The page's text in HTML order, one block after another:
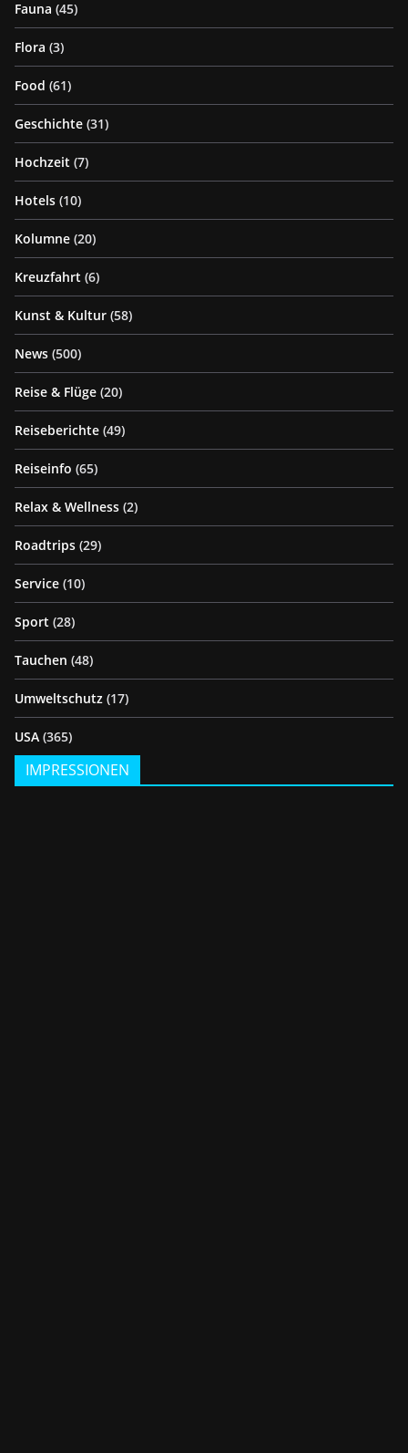
Fauna (45)
Flora (3)
Food (61)
Geschichte (31)
Hochzeit (7)
Hotels (10)
Kolumne (20)
Kreuzfahrt (6)
Kunst & Kultur (58)
News (500)
Reise & Flüge (20)
Reiseberichte (49)
Reiseinfo (65)
Relax & Wellness (2)
Roadtrips (29)
Service (10)
Sport (28)
Tauchen (48)
Umweltschutz (17)
USA (365)
IMPRESSIONEN